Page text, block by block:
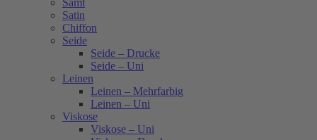
Samt
Satin
Chiffon
Seide
Seide – Drucke
Seide – Uni
Leinen
Leinen – Mehrfarbig
Leinen – Uni
Viskose
Viskose – Uni